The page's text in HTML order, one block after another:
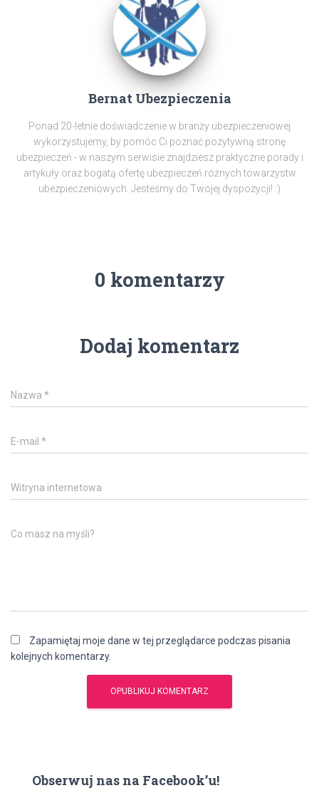
Bernat Ubezpieczenia
Ponad 20-letnie doświadczenie w branży ubezpieczeniowej
wykorzystujemy, by pomóc Ci poznać pozytywną stronę
ubezpieczeń - w naszym serwisie znajdziesz praktyczne porady i
artykuły oraz bogatą ofertę ubezpieczeń różnych towarzystw
ubezpieczeniowych. Jesteśmy do Twojej dyspozycji! :)
0 komentarzy
Dodaj komentarz
Nazwa *
E-mail *
Witryna internetowa
Co masz na myśli?
Zapamiętaj moje dane w tej przeglądarce podczas pisania
kolejnych komentarzy.
Obserwuj nas na Facebook’u!